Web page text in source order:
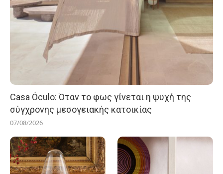
Casa Óculo: Όταν το φως γίνεται η ψυχή της
σύγχρονης μεσογειακής κατοικίας
07/08/2026